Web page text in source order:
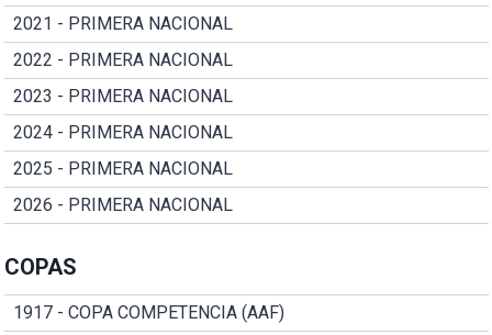
2021 - PRIMERA NACIONAL
2022 - PRIMERA NACIONAL
2023 - PRIMERA NACIONAL
2024 - PRIMERA NACIONAL
2025 - PRIMERA NACIONAL
2026 - PRIMERA NACIONAL
COPAS
1917 - COPA COMPETENCIA (AAF)